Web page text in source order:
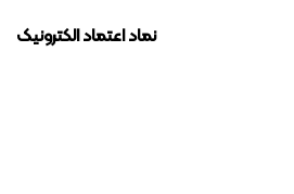
نماد اعتماد الکترونیک